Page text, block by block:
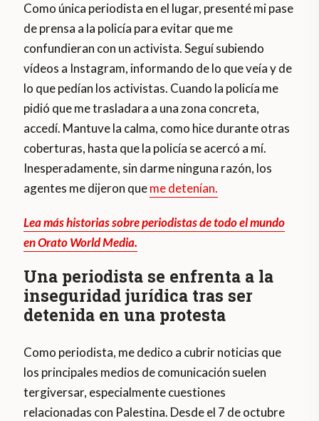
Como única periodista en el lugar, presenté mi pase
de prensa a la policía para evitar que me
confundieran con un activista. Seguí subiendo
vídeos a Instagram, informando de lo que veía y de
lo que pedían los activistas. Cuando la policía me
pidió que me trasladara a una zona concreta,
accedí. Mantuve la calma, como hice durante otras
coberturas, hasta que la policía se acercó a mí.
Inesperadamente, sin darme ninguna razón, los
agentes me dijeron queme detenían.
Lea más historias sobre periodistas de todo el mundo
en Orato World Media.
Una periodista se enfrenta a la
inseguridad jurídica tras ser
detenida en una protesta
Como periodista, me dedico a cubrir noticias que
los principales medios de comunicación suelen
tergiversar, especialmente cuestiones
relacionadas con Palestina. Desde el 7 de octubre